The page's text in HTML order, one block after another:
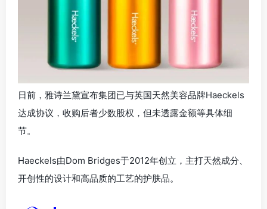
达成协议，收购后者少数股权，但未透露金额等具体细
Haeckels由Dom Bridges于2012年创立，主打天然成分、